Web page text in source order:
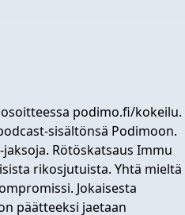
podimo.fi/kokeilu.
sisältönsä Podimoon.
Rötöskatsaus Immu
rikosjutuista. Yhtä mieltä
Jokaisesta
päätteeksi jaetaan